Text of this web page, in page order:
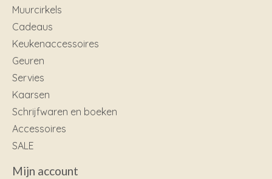
Muurcirkels
Cadeaus
Keukenaccessoires
Geuren
Servies
Kaarsen
Schrijfwaren en boeken
Accessoires
SALE
Mijn account